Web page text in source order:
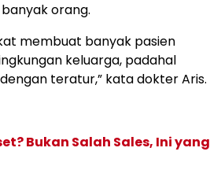
orang.
membuat banyak pasien
keluarga, padahal
teratur,” kata dokter Aris.
Bukan Salah Sales, Ini yang